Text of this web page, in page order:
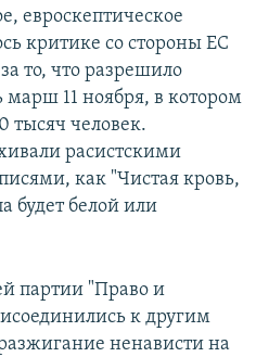
евроскептическое
критике со стороны ЕС
то, что разрешило
11 ноября, в котором
тысяч человек.
расистскими
как "Чистая кровь,
будет белой или
партии "Право и
к другим
ненависти на